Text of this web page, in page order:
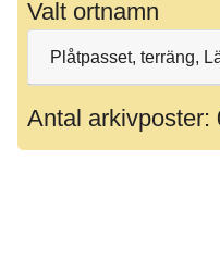
Valt ortnamn
Plåtpasset, terräng,
Antal arkivposter: